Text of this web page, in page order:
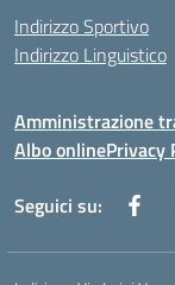
Indirizzo Sportivo
Indirizzo Linguistico
Amministrazione
Albo onlinePrivacy
Seguici su: